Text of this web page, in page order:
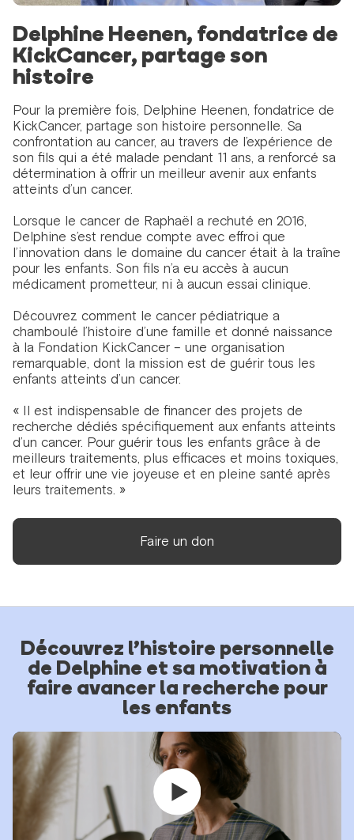
Delphine Heenen, fondatrice de
KickCancer, partage son
histoire
Pour la première fois, Delphine Heenen, fondatrice de
KickCancer, partage son histoire personnelle. Sa
confrontation au cancer, au travers de l’expérience de
son fils qui a été malade pendant 11 ans, a renforcé sa
détermination à offrir un meilleur avenir aux enfants
atteints d’un cancer.
Lorsque le cancer de Raphaël a rechuté en 2016,
Delphine s’est rendue compte avec effroi que
l’innovation dans le domaine du cancer était à la traîne
pour les enfants. Son fils n’a eu accès à aucun
médicament prometteur, ni à aucun essai clinique.
Découvrez comment le cancer pédiatrique a
chamboulé l’histoire d’une famille et donné naissance
à la Fondation KickCancer – une organisation
remarquable, dont la mission est de guérir tous les
enfants atteints d’un cancer.
« Il est indispensable de financer des projets de
recherche dédiés spécifiquement aux enfants atteints
d’un cancer. Pour guérir tous les enfants grâce à de
meilleurs traitements, plus efficaces et moins toxiques,
et leur offrir une vie joyeuse et en pleine santé après
leurs traitements. »
Faire un don
Découvrez l’histoire personnelle
de Delphine et sa motivation à
faire avancer la recherche pour
les enfants